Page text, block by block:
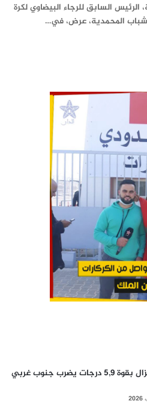
السابق للرجاء البيضاوي لكرة
شباب المحمدية، عرض، في…
الفلبين.. زلزال بقوة 5,9 درجات يضرب جنوب غربي